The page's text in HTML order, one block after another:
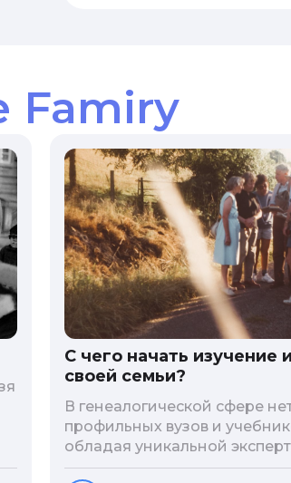
Famiry
С чего начать изучение
своей семьи?
В генеалогической сфере
профильных вузов и
обладая уникальной
разработали авторскую